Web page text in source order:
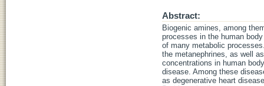
Abstract:
Biogenic amines, among
processes in the human
of many metabolic
the metanephrines, as well
concentrations in human
disease. Among these
as degenerative heart